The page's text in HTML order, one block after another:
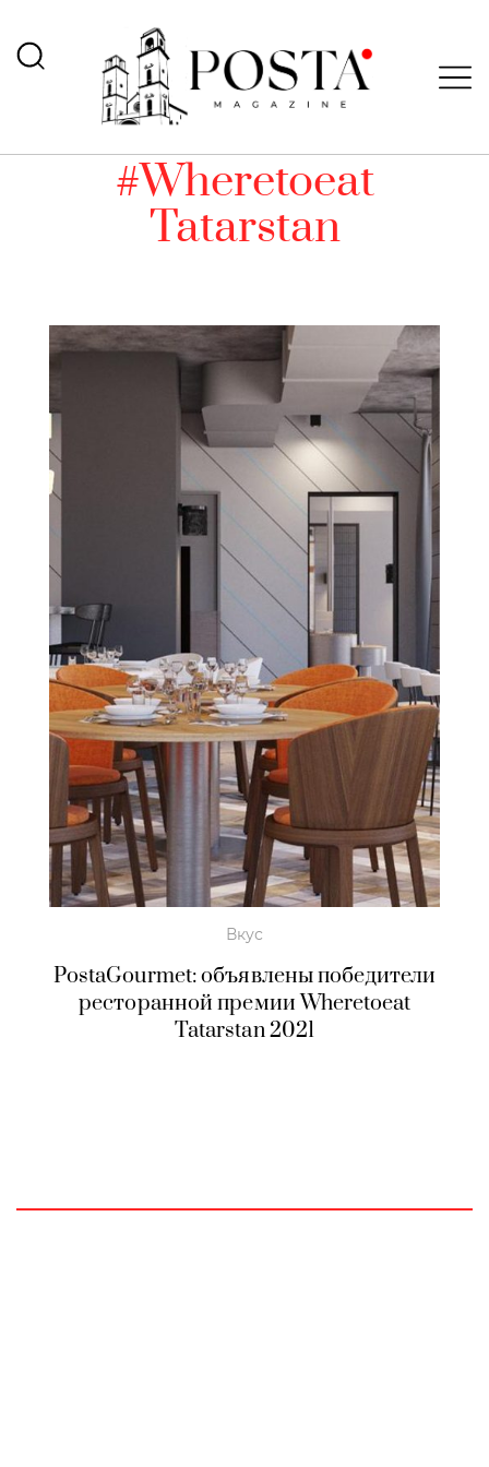
#Wheretoeat
Tatarstan
Вкус
PostaGourmet: объявлены победители
ресторанной премии Wheretoeat
Tatarstan 2021